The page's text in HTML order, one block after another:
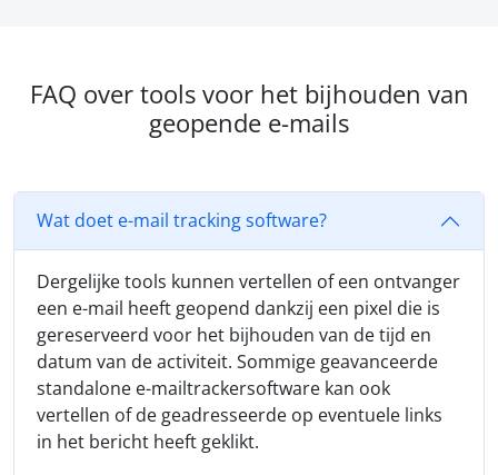
FAQ over tools voor het bijhouden van
geopende e-mails
Wat doet e-mail tracking software?
Dergelijke tools kunnen vertellen of een ontvanger
een e-mail heeft geopend dankzij een pixel die is
gereserveerd voor het bijhouden van de tijd en
datum van de activiteit. Sommige geavanceerde
standalone e-mailtrackersoftware kan ook
vertellen of de geadresseerde op eventuele links
in het bericht heeft geklikt.